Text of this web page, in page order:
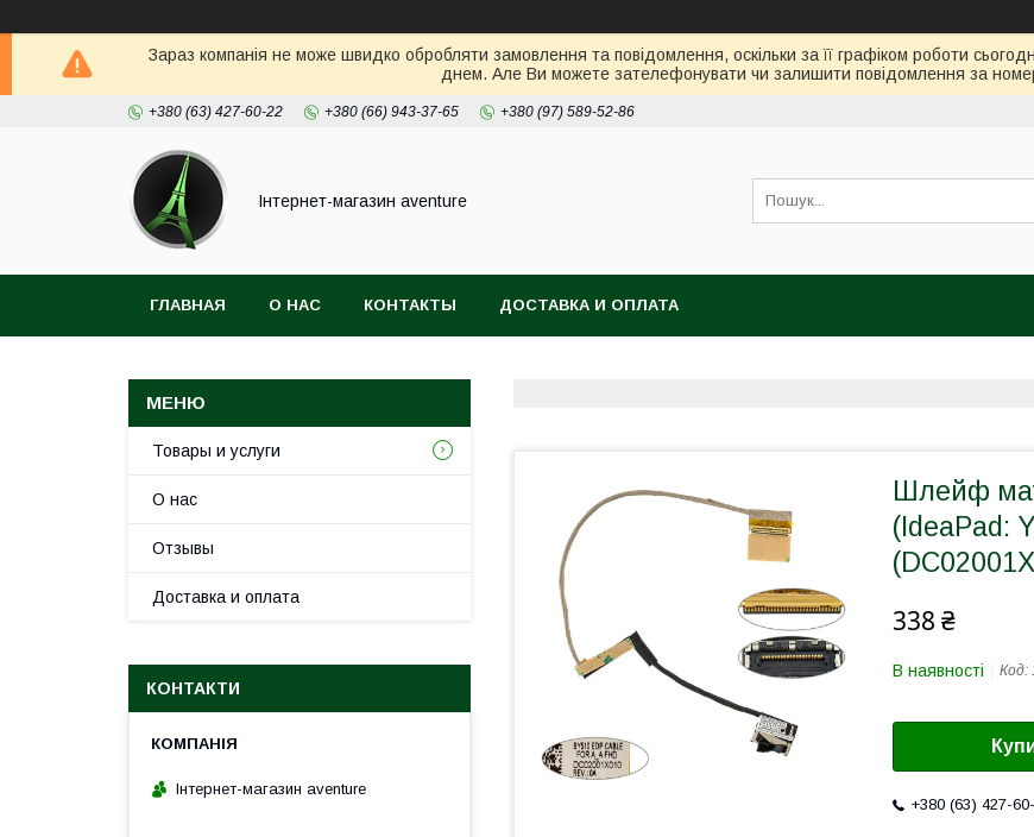
Зараз компанія не може швидко обробляти замовлення та повідомлення, оскільки за її графіком роботи
днем. Але Ви можете зателефонувати чи залишити повідомлення за
+380 (63) 427-60-22 +380 (66) 943-37-65 +380 (97) 589-52-86
Інтернет-магазин aventure
ГЛАВНАЯ О НАС КОНТАКТЫ ДОСТАВКА И ОПЛАТА
Шлейф
(IdeaPad:
338 ₴
В наявності Код:
+380 (63) 427-
Товары и услуги
О нас
Отзывы
Доставка и оплата
КОНТАКТИ
Інтернет-магазин aventure